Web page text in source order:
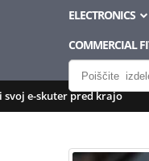
ELECTRONICS
COMMERCIAL
svoj e-skuter pred krajo